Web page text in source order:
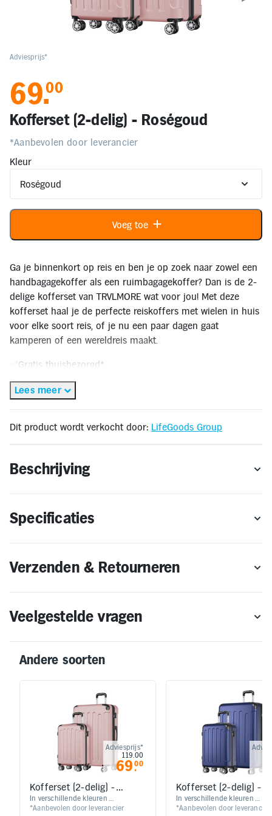
Kids en Baby
Persoonlijke verzorging
Onderweg en Reizen
Sport, Spel en Bewegen
Mijn
account
Inloggen
Toegankelijkheid
Verbeter
de
leesbaarheid
door
kleurcontrast
verhogen
Kofferset (2-delig) - Roségoud
*Aanbevolen door leverancier
Kleur
69.00
Adviesprijs*
Voeg toe
Ga je binnenkort op reis en ben je op zoek naar zowel een
handbagagekoffer als een ruimbagagekoffer? Dan is de 2-
delige kofferset van TRVLMORE wat voor jou! Met deze
kofferset haal je de perfecte reiskoffers met wielen in huis
voor elke soort reis, of je nu een paar dagen gaat
kamperen of een wereldreis maakt.
✅Gratis thuisbezorgd*
✅Thuisbezorgd binnen 3-5 werkdagen
✅Gratis retourneren**
🔔OP = OP
* Gratis thuisbezorging geldt alleen binnen Nederland. Bestellen voor levering in
het buitenland is niet mogelijk.
** Retourneren kan alleen wanneer het product voldoet aan de
retourvoorwaarden.
Lees meer
Dit product wordt verkocht door: LifeGoods Group
Beschrijving
Specificaties
Verzenden & Retourneren
Veelgestelde vragen
Andere soorten
Adviesprijs*
119.00
69.00
Kofferset (2-delig) -
Roségoud
In verschillende kleuren
verkrijgbaar | Reiskoffers met wielen
*Aanbevolen door leverancier
Kofferset (2-delig) -
Donkerblauw
In verschillende kleuren
verkrijgbaar | Reiskoffers met
*Aanbevolen door leverancier